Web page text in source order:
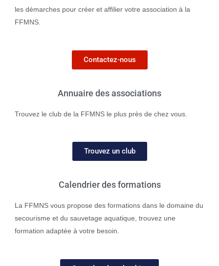
les démarches pour créer et affilier votre association à la
FFMNS.
Contactez-nous
Annuaire des associations
Trouvez le club de la FFMNS le plus près de chez vous.
Trouvez un club
Calendrier des formations
La FFMNS vous propose des formations dans le domaine du
secourisme et du sauvetage aquatique, trouvez une
formation adaptée à votre besoin.